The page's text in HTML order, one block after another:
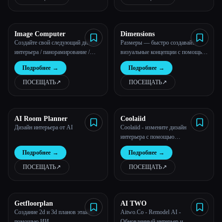
О нас
Esc
Image Computer
Создайте свой следующий дизайн
интерьера / панорамирование /
модную коллекцию / концепт-арт
Подробнее →
ПОСЕЩАТЬ↗︎
Dimensions
Размеры — быстро создавайте
визуальные концепции с помощью
ИИ
Подробнее →
ПОСЕЩАТЬ↗︎
AI Room Planner
Дизайн интерьера от AI
Подробнее →
ПОСЕЩАТЬ↗︎
Coolaiid
Coolaiid - измените дизайн
интерьера с помощью
искусственного интеллекта
Подробнее →
ПОСЕЩАТЬ↗︎
Getfloorplan
Создание 2d и 3d планов этажей с
AI TWO
Aitwo.Co - Remodel AI -